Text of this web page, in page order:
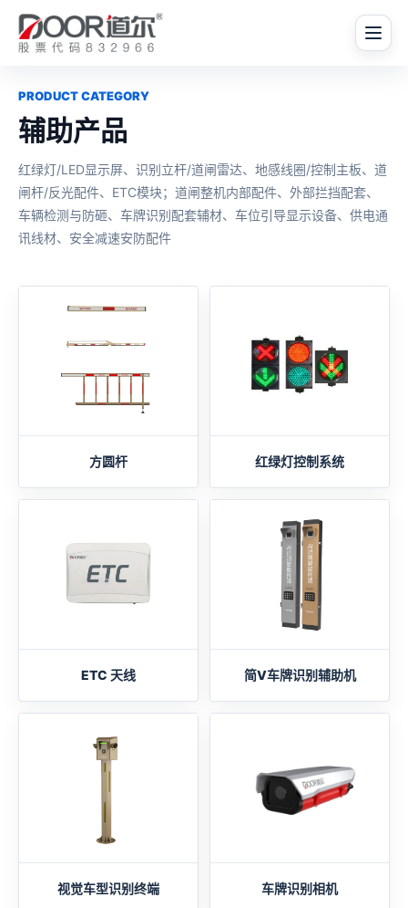
PRODUCT CATEGORY
辅助产品
红绿灯/LED显示屏、识别立杆/道闸雷达、地感线圈/控制主板、道
闸杆/反光配件、ETC模块；道闸整机内部配件、外部拦挡配套、
车辆检测与防砸、车牌识别配套辅材、车位引导显示设备、供电通
讯线材、安全减速安防配件
方圆杆 红绿灯控制系统
ETC 天线 简V车牌识别辅助机
视觉车型识别终端 车牌识别相机